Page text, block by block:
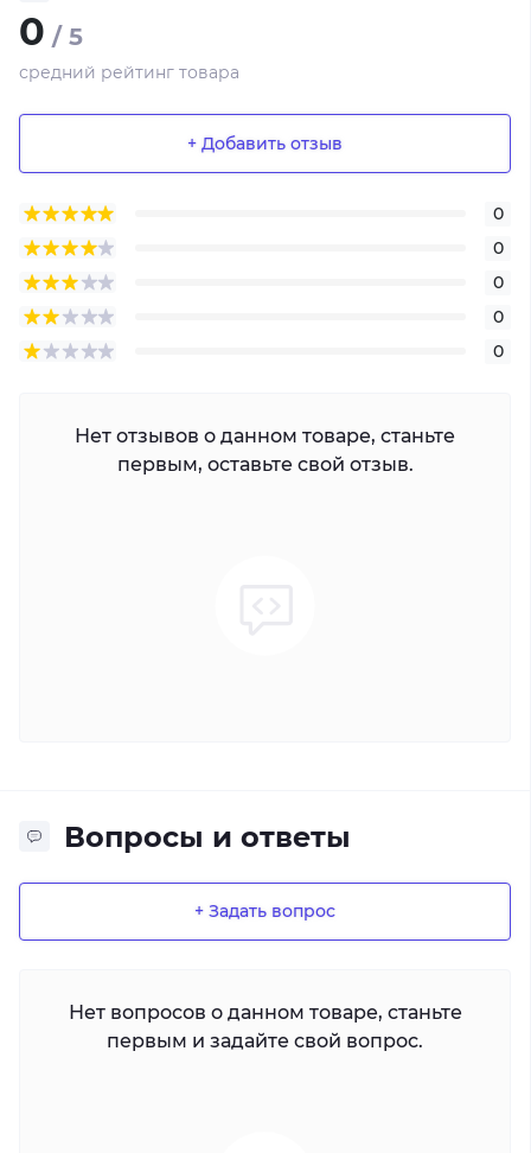
0 / 5
средний рейтинг товара
+ Добавить отзыв
0
0
0
0
0
Нет отзывов о данном товаре, станьте
первым, оставьте свой отзыв.
Вопросы и ответы
+ Задать вопрос
Нет вопросов о данном товаре, станьте
первым и задайте свой вопрос.